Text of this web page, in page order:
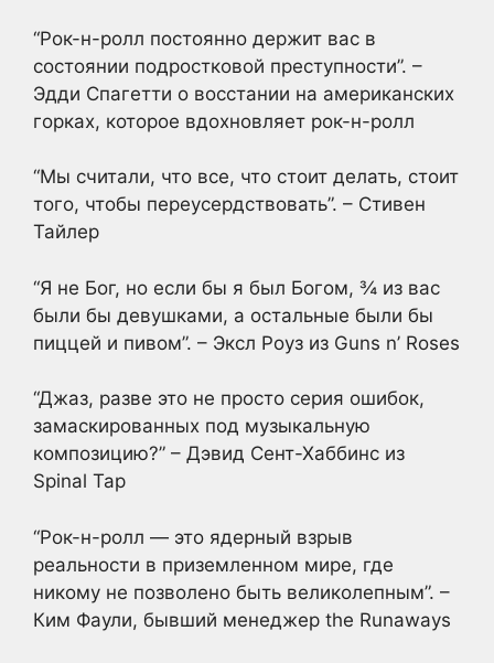
“Рок-н-ролл постоянно держит вас в
состоянии подростковой преступности”. –
Эдди Спагетти о восстании на американских
горках, которое вдохновляет рок-н-ролл
“Мы считали, что все, что стоит делать, стоит
того, чтобы переусердствовать”. – Стивен
Тайлер
“Я не Бог, но если бы я был Богом, ¾ из вас
были бы девушками, а остальные были бы
пиццей и пивом”. – Эксл Роуз из Guns n’ Roses
“Джаз, разве это не просто серия ошибок,
замаскированных под музыкальную
композицию?” – Дэвид Сент-Хаббинс из
Spinal Tap
“Рок-н-ролл — это ядерный взрыв
реальности в приземленном мире, где
никому не позволено быть великолепным”. –
Ким Фаули, бывший менеджер the Runaways